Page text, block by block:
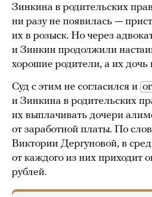
Зинкина в родительских
ни разу не появилась —
их в розыск. Но через
и Зинкин продолжили
хорошие родители, а их дочь
Суд с этим не согласился и
и Зинкина в родительских
их выплачивать дочери
от заработной платы. По
Виктории Дергуновой, в
от каждого из них приходит
рублей.